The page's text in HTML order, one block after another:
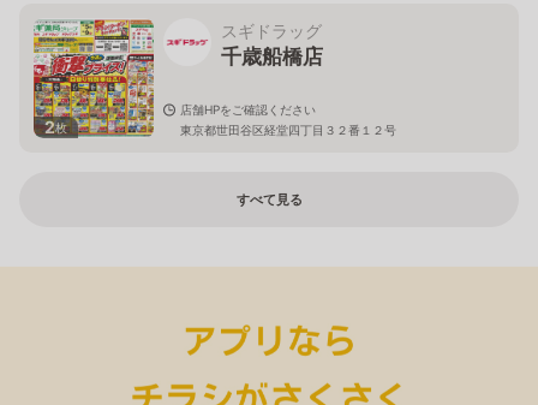
2枚
スギドラッグ
千歳船橋店
店舗HPをご確認ください
東京都世田谷区経堂四丁目３２番１２号
すべて見る